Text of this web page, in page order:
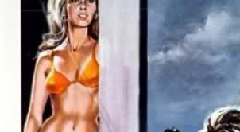
(Alberto de Mendoza), der Polizeichef
hin und her gerissenen Croupier zur
schon bald spitzen sich die Gefahren